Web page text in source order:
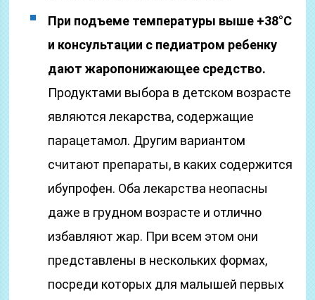
При подъеме температуры выше +38°С
и консультации с педиатром ребенку
дают жаропонижающее средство.
Продуктами выбора в детском возрасте
являются лекарства, содержащие
парацетамол. Другим вариантом
считают препараты, в каких содержится
ибупрофен. Оба лекарства неопасны
даже в грудном возрасте и отлично
избавляют жар. При всем этом они
представлены в нескольких формах,
посреди которых для малышей первых